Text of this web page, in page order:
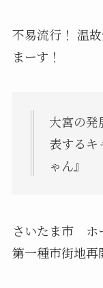
不易流行！ 温
まーす！
大宮の
表するキ
ゃん』
さいたま市 ホ
第一種市街地再